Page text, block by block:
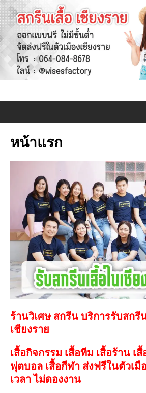
หน้าแรก
ร้านวิเศษ สกรีน บริการรับสกรี
เชียงราย
เสื้อกิจกรรม เสื้อทีม เสื้อร้าน เ
ฟุตบอล เสื้อกีฬา ส่งฟรีในตัวเมื
เวลา ไม่ดองงาน